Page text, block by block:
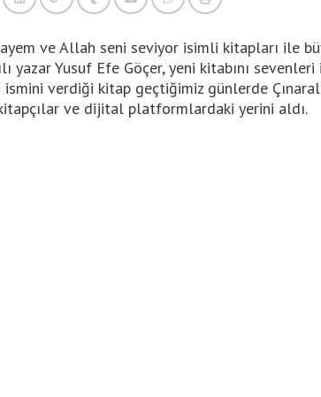
ve Allah seni seviyor isimli kitapları ile
yazar Yusuf Efe Göçer, yeni kitabını
verdiği kitap geçtiğimiz günlerde
ve dijital platformlardaki yerini aldı.